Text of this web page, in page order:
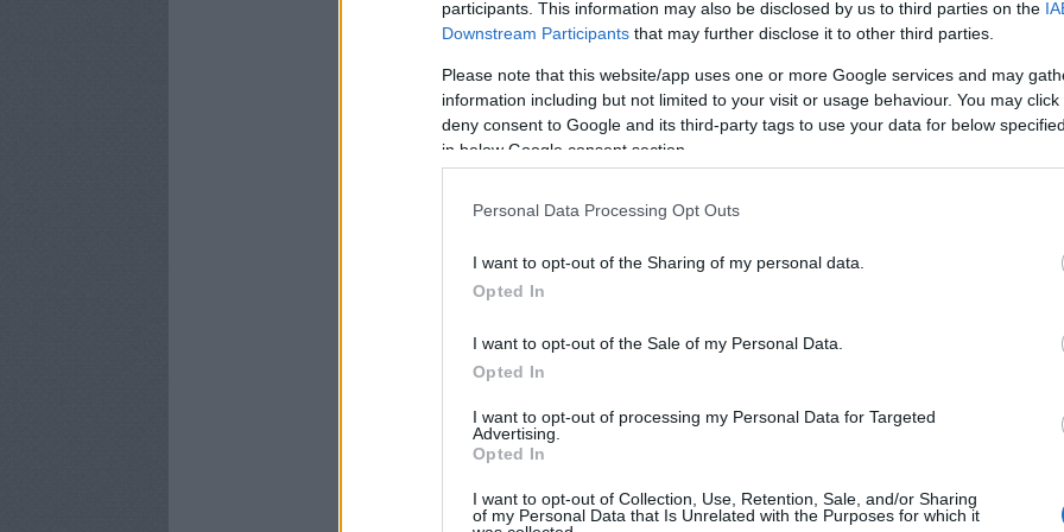
participants. This information may also be disclosed by us to third parties on the
Downstream Participants that may further disclose it to other third parties.
Please note that this website/app uses one or more Google services and may
information including but not limited to your visit or usage behaviour. You may
deny consent to Google and its third-party tags to use your data for below
in below Google consent section.
Personal Data Processing Opt Outs
I want to opt-out of the Sharing of my personal data.
Opted In
I want to opt-out of the Sale of my Personal Data.
Opted In
I want to opt-out of processing my Personal Data for Targeted
Advertising.
Opted In
I want to opt-out of Collection, Use, Retention, Sale, and/or Sharing
of my Personal Data that Is Unrelated with the Purposes for which it
filé
az